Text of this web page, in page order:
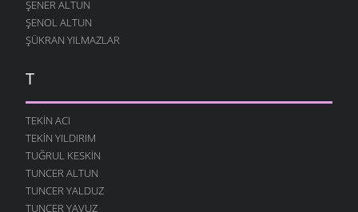
ŞENER ALTUN
ŞENOL ALTUN
ŞÜKRAN YILMAZLAR
T
TEKIN ACI
TEKIN YILDIRIM
TUĞRUL KESKIN
TUNCER ALTUN
TUNCER YALDUZ
TUNCER YAVUZ